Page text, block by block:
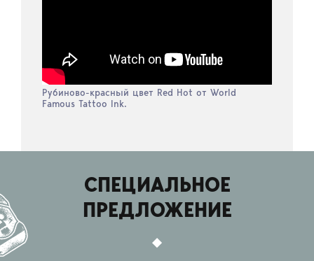
Рубиново-красный цвет Red Hot от World
Famous Tattoo Ink.
СПЕЦИАЛЬНОЕ
ПРЕДЛОЖЕНИЕ